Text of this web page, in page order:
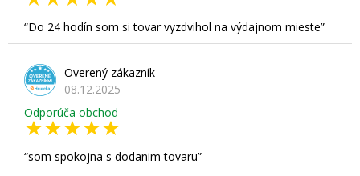
Do 24 hodín som si tovar vyzdvihol na výdajnom mieste
Overený zákazník
08.12.2025
Odporúča obchod
som spokojna s dodanim tovaru